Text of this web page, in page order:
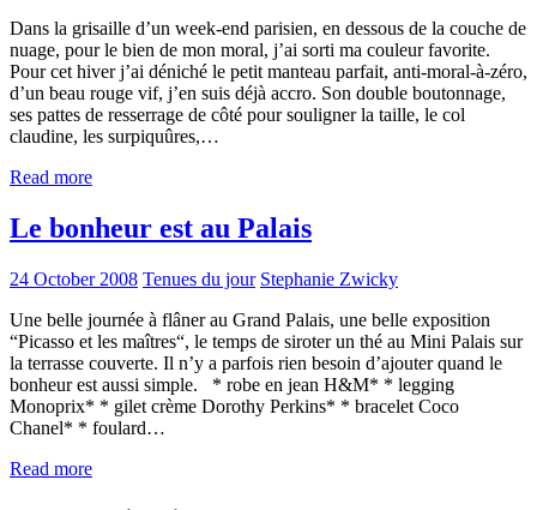
Dans la grisaille d’un week-end parisien, en dessous de la couche de
nuage, pour le bien de mon moral, j’ai sorti ma couleur favorite.
Pour cet hiver j’ai déniché le petit manteau parfait, anti-moral-à-zéro,
d’un beau rouge vif, j’en suis déjà accro. Son double boutonnage,
ses pattes de resserrage de côté pour souligner la taille, le col
claudine, les surpiquûres,…
Read more
Le bonheur est au Palais
24 October 2008 Tenues du jour Stephanie Zwicky
Une belle journée à flâner au Grand Palais, une belle exposition
“Picasso et les maîtres“, le temps de siroter un thé au Mini Palais sur
la terrasse couverte. Il n’y a parfois rien besoin d’ajouter quand le
bonheur est aussi simple. * robe en jean H&M* * legging
Monoprix* * gilet crème Dorothy Perkins* * bracelet Coco
Chanel* * foulard…
Read more